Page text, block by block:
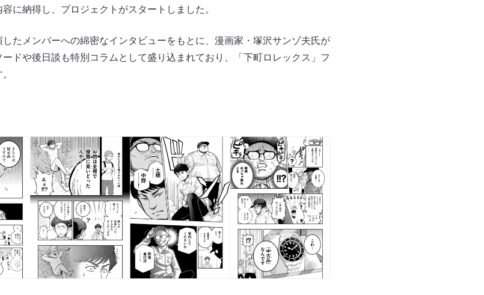
に納得し、プロジェクトがスタートしました。
たメンバーへの綿密なインタビューをもとに、漫画家・塚沢サンゾ夫氏が
ドや後日談も特別コラムとして盛り込まれており、「下町ロレックス」フ